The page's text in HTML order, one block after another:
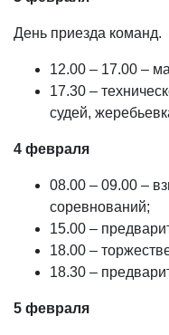
День приезда команд.
12.00 – 17.00 –
17.30 –
судей,
4 февраля
08.00 – 09.00 –
соревнований;
15.00 –
18.00 –
18.30 –
5 февраля